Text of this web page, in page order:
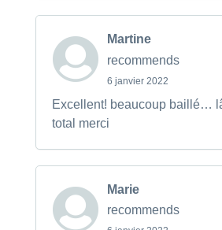
Martine
recommends
6 janvier 2022
Excellent! beaucoup baillé…
total merci
Marie
recommends